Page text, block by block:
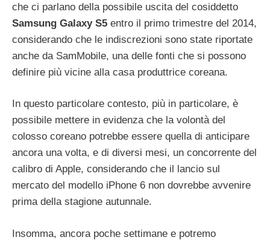
che ci parlano della possibile uscita del cosiddetto
Samsung Galaxy S5 entro il primo trimestre del 2014,
considerando che le indiscrezioni sono state riportate
anche da SamMobile, una delle fonti che si possono
definire più vicine alla casa produttrice coreana.
In questo particolare contesto, più in particolare, è
possibile mettere in evidenza che la volontà del
colosso coreano potrebbe essere quella di anticipare
ancora una volta, e di diversi mesi, un concorrente del
calibro di Apple, considerando che il lancio sul
mercato del modello iPhone 6 non dovrebbe avvenire
prima della stagione autunnale.
Insomma, ancora poche settimane e potremo